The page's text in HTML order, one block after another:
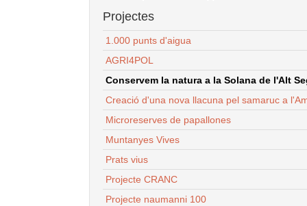
Projectes
1.000 punts d'aigua
AGRI4POL
Conservem la natura a la Solana de l'Alt
Creació d'una nova llacuna pel samaruc a
Microreserves de papallones
Muntanyes Vives
Prats vius
Projecte CRANC
Projecte naumanni 100